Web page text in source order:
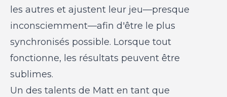
les autres et ajustent leur jeu—presque
inconsciemment—afin d'être le plus
synchronisés possible. Lorsque tout
fonctionne, les résultats peuvent être
sublimes.
Un des talents de Matt en tant que